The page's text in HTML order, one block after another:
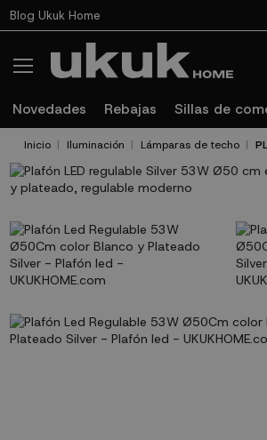
Blog Ukuk Home
Novedades Rebajas Sillas de
Inicio Iluminación Lámparas de techo